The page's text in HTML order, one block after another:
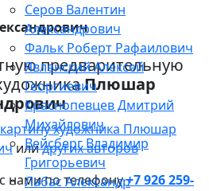
Серов Валентин
Александрович
Фальк Роберт Рафаилович
Явленский Алексей
Георгиевич
Краснопевцев Дмитрий
Михайлович
Вейсберг Владимир
Григорьевич
Лабас Александр
предварительную
Плюшар
художника Плюшар
илидругих авторов
нами по телефону+7 926 259-